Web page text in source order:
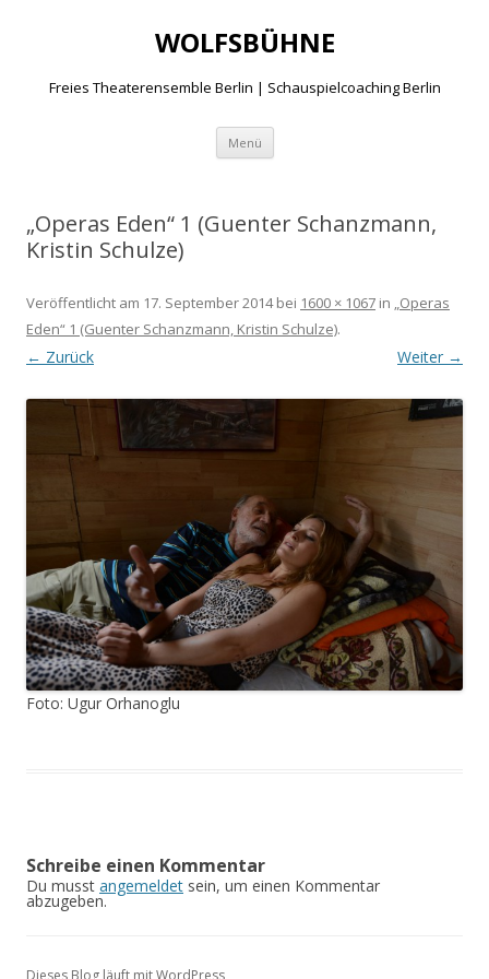
WOLFSBÜHNE
Freies Theaterensemble Berlin | Schauspielcoaching Berlin
Menü Zum
springen
„Operas Eden“ 1 (Guenter Schanzmann,
Kristin Schulze)
Veröffentlicht am 17. September 2014bei 1600 × 1067 in „Operas
Eden“ 1 (Guenter Schanzmann, Kristin Schulze).
← Zurück Weiter →
Foto: Ugur Orhanoglu
Schreibe einen Kommentar
Du musst angemeldet sein, um einen Kommentar
abzugeben.
Dieses Blog läuft mit WordPress